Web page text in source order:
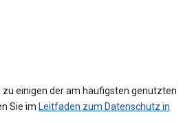
einigen der am häufigsten genutzten
Sie im Leitfaden zum Datenschutz in